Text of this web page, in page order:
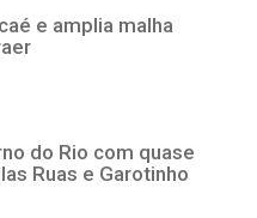
e amplia malha
do Rio com quase
Ruas e Garotinho